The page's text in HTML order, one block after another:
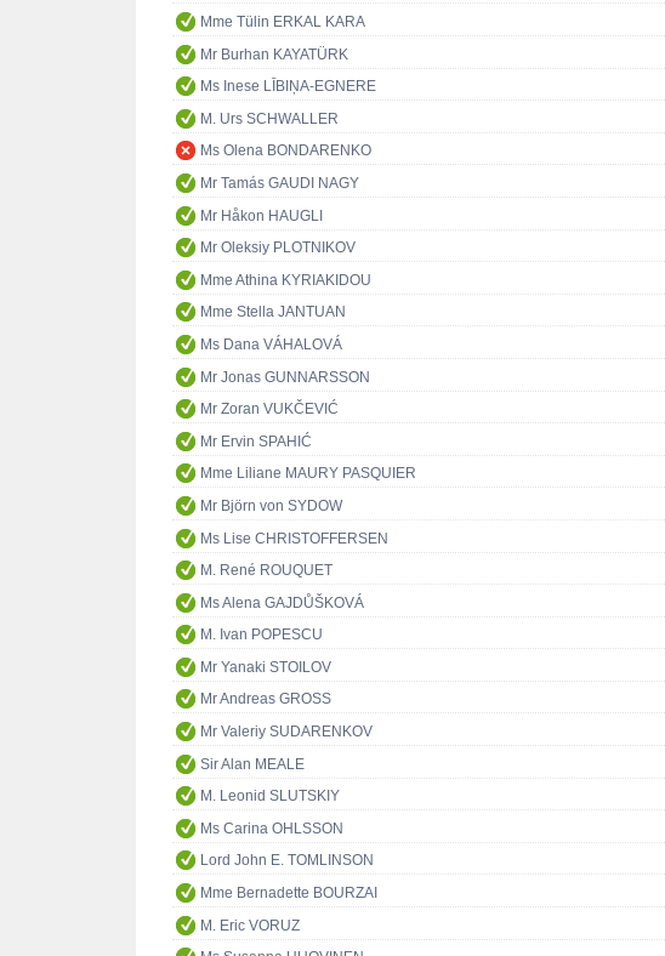
Mme Tülin ERKAL KARA
Mr Burhan KAYATÜRK
Ms Inese LĪBIŅA-EGNERE
M. Urs SCHWALLER
Ms Olena BONDARENKO
Mr Tamás GAUDI NAGY
Mr Håkon HAUGLI
Mr Oleksiy PLOTNIKOV
Mme Athina KYRIAKIDOU
Mme Stella JANTUAN
Ms Dana VÁHALOVÁ
Mr Jonas GUNNARSSON
Mr Zoran VUKČEVIĆ
Mr Ervin SPAHIĆ
Mme Liliane MAURY PASQUIER
Mr Björn von SYDOW
Ms Lise CHRISTOFFERSEN
M. René ROUQUET
Ms Alena GAJDŮŠKOVÁ
M. Ivan POPESCU
Mr Yanaki STOILOV
Mr Andreas GROSS
Mr Valeriy SUDARENKOV
Sir Alan MEALE
M. Leonid SLUTSKIY
Ms Carina OHLSSON
Lord John E. TOMLINSON
Mme Bernadette BOURZAI
M. Eric VORUZ